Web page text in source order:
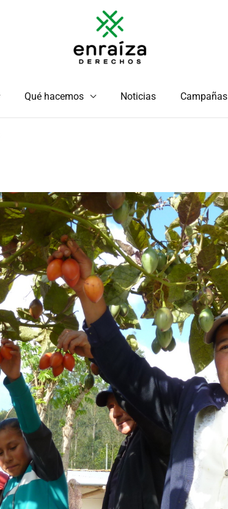
Qué hacemos Noticias Campañas